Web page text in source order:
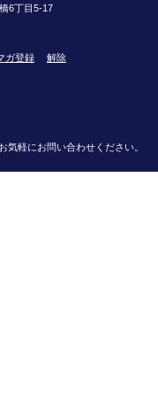
6丁目5-17
ガ登録 解除
気軽にお問い合わせください。